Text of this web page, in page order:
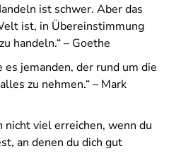
ist schwer. Aber das
ist, in Übereinstimmung
handeln.“ – Goethe
es jemanden, der rund um die
zu nehmen.“ – Mark
nicht viel erreichen, wenn du
an denen du dich gut